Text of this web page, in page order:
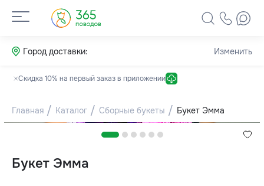
Город доставки: Изменить
Скидка 10% на первый заказ в приложении
Главная Каталог Сборные букеты Букет Эмма
Букет Эмма